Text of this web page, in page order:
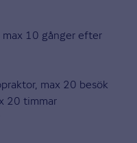
max 10 gånger efter
max 20 besök
20 timmar